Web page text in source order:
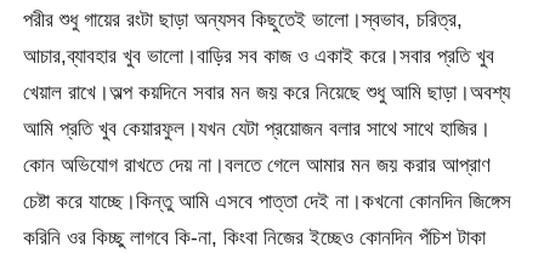
পরীর শুধু গায়ের রংটা ছাড়া অন্যসব কিছুতেই ভালো।স্বভাব, চরিত্র,
আচার,ব্যাবহার খুব ভালো।বাড়ির সব কাজ ও একাই করে।সবার প্রতি খুব
খেয়াল রাখে।অল্প কয়দিনে সবার মন জয় করে নিয়েছে শুধু আমি ছাড়া।অবশ্য
আমি প্রতি খুব কেয়ারফুল।যখন যেটা প্রয়োজন বলার সাথে সাথে হাজির।
কোন অভিযোগ রাখতে দেয় না।বলতে গেলে আমার মন জয় করার আপ্রাণ
চেষ্টা করে যাচ্ছে।কিন্তু আমি এসবে পাত্তা দেই না।কখনো কোনদিন জিঙ্গেস
করিনি ওর কিচ্ছু লাগবে কি-না, কিংবা নিজের ইচ্ছেও কোনদিন পঁচিশ টাকা